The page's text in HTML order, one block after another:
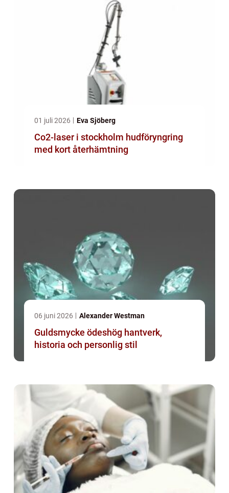
01 juli 2026 Eva Sjöberg
Co2-laser i stockholm hudföryngring
med kort återhämtning
06 juni 2026 Alexander Westman
Guldsmycke ödeshög hantverk,
historia och personlig stil